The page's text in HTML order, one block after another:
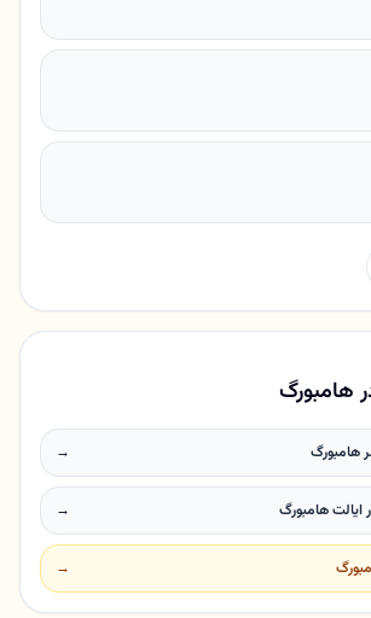
هامبورگ
هامبورگ →
ایالت هامبورگ →
→